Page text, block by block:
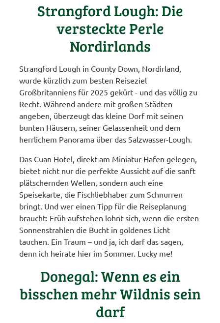
Strangford Lough: Die
versteckte Perle
Nordirlands
Strangford Lough in County Down, Nordirland,
wurde kürzlich zum besten Reiseziel
Großbritanniens für 2025 gekürt - und das völlig zu
Recht. Während andere mit großen Städten
angeben, überzeugt das kleine Dorf mit seinen
bunten Häusern, seiner Gelassenheit und dem
herrlichem Panorama über das Salzwasser-Lough.
Das Cuan Hotel, direkt am Miniatur-Hafen gelegen,
bietet nicht nur die perfekte Aussicht auf die sanft
plätschernden Wellen, sondern auch eine
Speisekarte, die Fischliebhaber zum Schnurren
bringt. Und wer einen Tipp für die Reiseplanung
braucht: Früh aufstehen lohnt sich, wenn die ersten
Sonnenstrahlen die Bucht in goldenes Licht
tauchen. Ein Traum – und ja, ich darf das sagen,
denn ich heirate hier im Sommer. Lucky me!
Donegal: Wenn es ein
bisschen mehr Wildnis sein
darf